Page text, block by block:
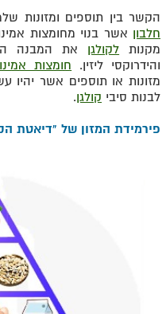
הקשר בין תוספים ומזונות
חלבון אשר בנוי מחומצות
מקנות לקולגן את המבנה
והידרוקסי ליזין. חומצות אמינו
מזונות או תוספים אשר יהיו
לבנות סיבי קולגן.
פירמידת המזון של "דיאטת